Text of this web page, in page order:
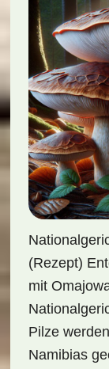
(Rezept)
mit
Pilze
Namibias